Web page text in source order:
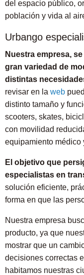
del espacio público,
población y vida al
Urbango
Nuestra empresa,
gran variedad de
distintas
revisar en la web
distinto tamaño y
scooters, skates,
con movilidad
equipamiento médico
El objetivo que
especialistas en
solución eficiente,
forma en que las
Nuestra empresa
producto, ya que
mostrar que un
decisiones correctas
habitamos nuestras